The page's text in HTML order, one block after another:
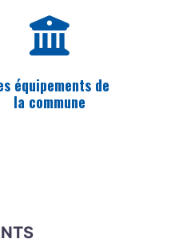
équipements de
la commune